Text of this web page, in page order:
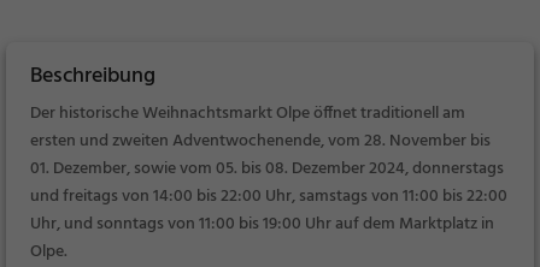
Beschreibung
Der historische Weihnachtsmarkt Olpe öffnet traditionell am
ersten und zweiten Adventwochenende, vom 28. November bis
01. Dezember, sowie vom 05. bis 08. Dezember 2024, donnerstags
und freitags von 14:00 bis 22:00 Uhr, samstags von 11:00 bis 22:00
Uhr, und sonntags von 11:00 bis 19:00 Uhr auf dem Marktplatz in
Olpe.